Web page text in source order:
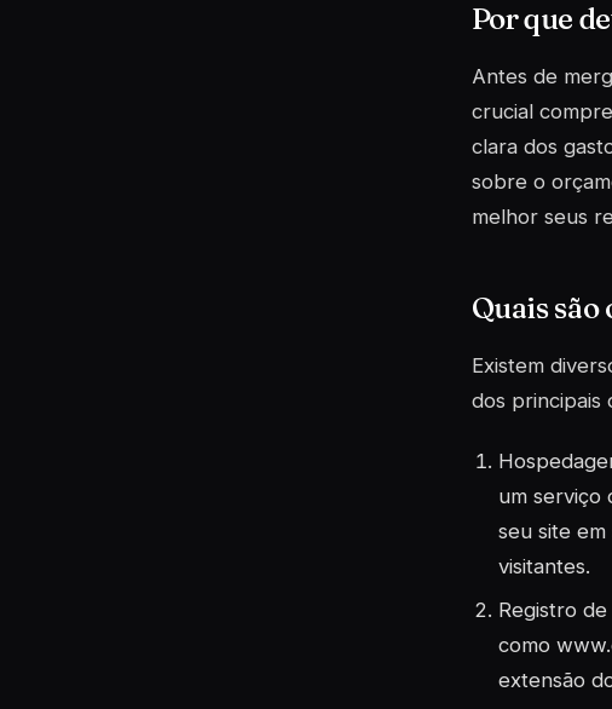
Por que
Antes de
crucial
clara dos
sobre o
melhor seus
Quais
Existem
dos principais
um serviço
seu site
visitantes.
Registro
como
extensão